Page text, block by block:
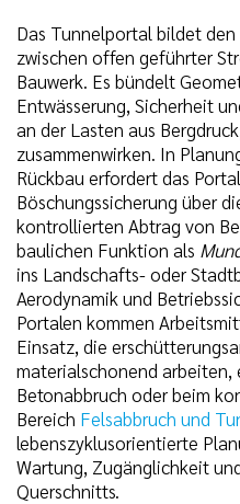
Das Tunnelportal bildet
zwischen offen geführter
Bauwerk. Es bündelt
Entwässerung, Sicherheit
an der Lasten aus
zusammenwirken. In
Rückbau erfordert das
Böschungssicherung über
kontrollierten Abtrag von
baulichen Funktion als
ins Landschafts- oder
Aerodynamik und
Portalen kommen
Einsatz, die
materialschonend arbeiten,
Betonabbruch oder beim
Bereich Felsabbruch und
lebenszyklusorientierte
Wartung, Zugänglichkeit
Querschnitts.